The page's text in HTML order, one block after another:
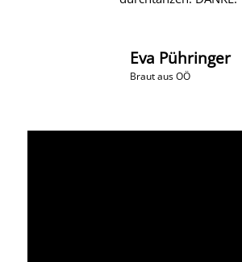
Eva Pühringer
Braut aus OÖ